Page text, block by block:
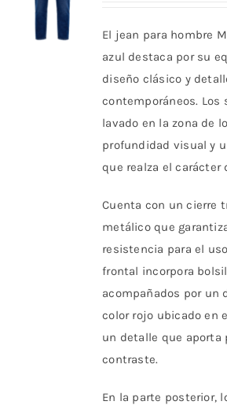
era:
$ 141.000.
es:
$
El jean para hombre
azul destaca por su
diseño clásico y
contemporáneos. Los
lavado en la zona de
profundidad visual y
que realza el carácter
Cuenta con un cierre
metálico que
resistencia para el
frontal incorpora
acompañados por un
color rojo ubicado en
un detalle que aporta
contraste.
En la parte posterior,